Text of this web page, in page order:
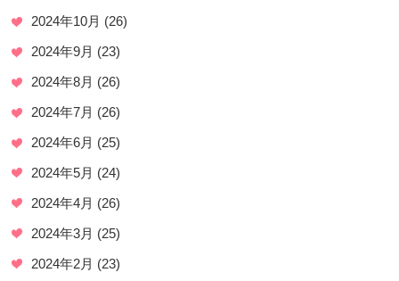
2024年10月 (26)
2024年9月 (23)
2024年8月 (26)
2024年7月 (26)
2024年6月 (25)
2024年5月 (24)
2024年4月 (26)
2024年3月 (25)
2024年2月 (23)